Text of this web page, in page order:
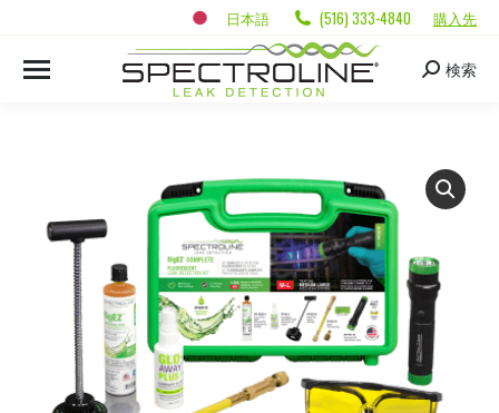
日本語 (516) 333-4840 購入先
検索